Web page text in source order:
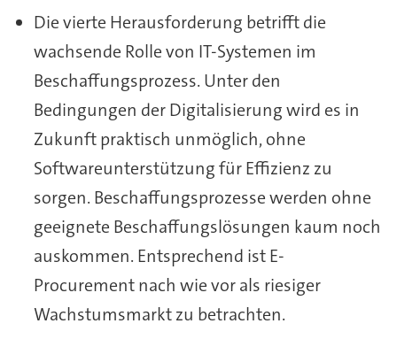
Die vierte Herausforderung betrifft die
wachsende Rolle von IT-Systemen im
Beschaffungsprozess. Unter den
Bedingungen der Digitalisierung wird es in
Zukunft praktisch unmöglich, ohne
Softwareunterstützung für Effizienz zu
sorgen. Beschaffungsprozesse werden ohne
geeignete Beschaffungslösungen kaum noch
auskommen. Entsprechend ist E-
Procurement nach wie vor als riesiger
Wachstumsmarkt zu betrachten.